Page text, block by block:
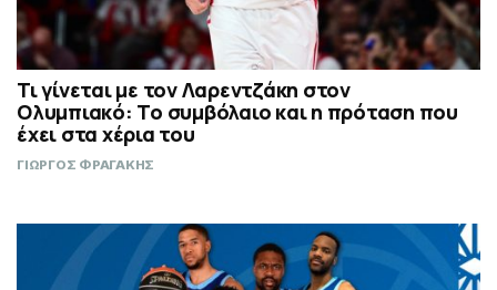
Τι γίνεται με τον Λαρεντζάκη στον
Ολυμπιακό: Το συμβόλαιο και η πρόταση που
έχει στα χέρια του
ΓΙΩΡΓΟΣ ΦΡΑΓΑΚΗΣ